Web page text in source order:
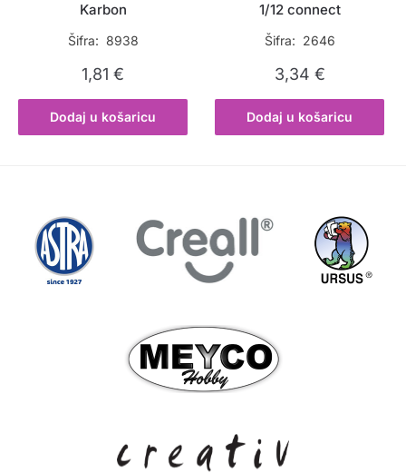
Karbon
Šifra: 8938
1,81€
Dodaj u košaricu
1/12 connect
Šifra: 2646
3,34 €
Dodaj u košaricu